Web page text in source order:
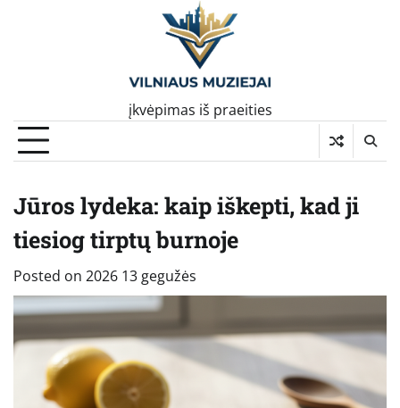
įkvėpimas iš praeities
Jūros lydeka: kaip iškepti, kad ji
tiesiog tirptų burnoje
Posted on 2026 13 gegužės